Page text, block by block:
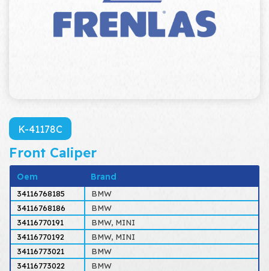
K-41178C
Front Caliper
Oem Brand
34116768185
BMW
34116768186
BMW
34116770191
BMW, MINI
34116770192
BMW, MINI
34116773021
BMW
34116773022
BMW